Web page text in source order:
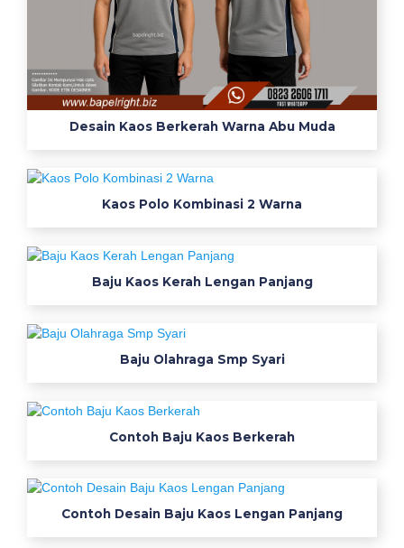
Desain Kaos Berkerah Warna Abu Muda
Kaos Polo Kombinasi 2 Warna
Baju Kaos Kerah Lengan Panjang
Baju Olahraga Smp Syari
Contoh Baju Kaos Berkerah
Contoh Desain Baju Kaos Lengan Panjang